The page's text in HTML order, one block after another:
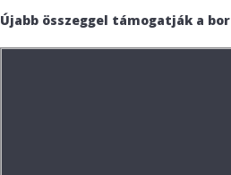
Újabb összeggel támogatják a